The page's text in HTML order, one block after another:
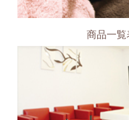
商品一覧